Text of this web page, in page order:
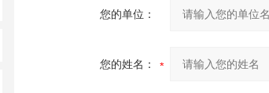
您的单位：
您的姓名：